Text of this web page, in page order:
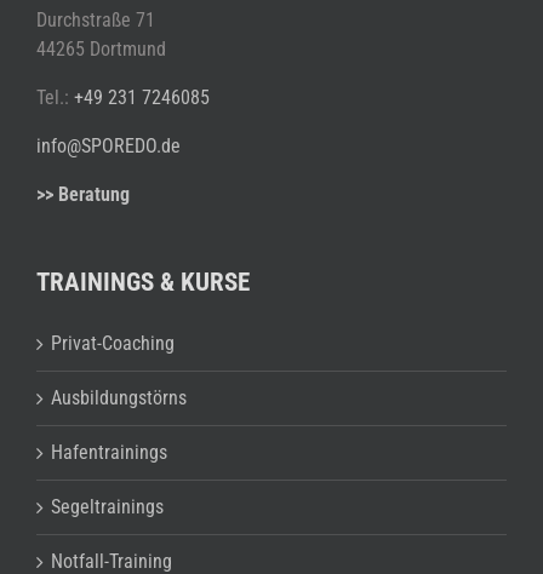
Durchstraße 71
44265 Dortmund
Tel.: +49 231 7246085
info@SPOREDO.de
>> Beratung
TRAININGS & KURSE
Privat-Coaching
Ausbildungstörns
Hafentrainings
Segeltrainings
Notfall-Training